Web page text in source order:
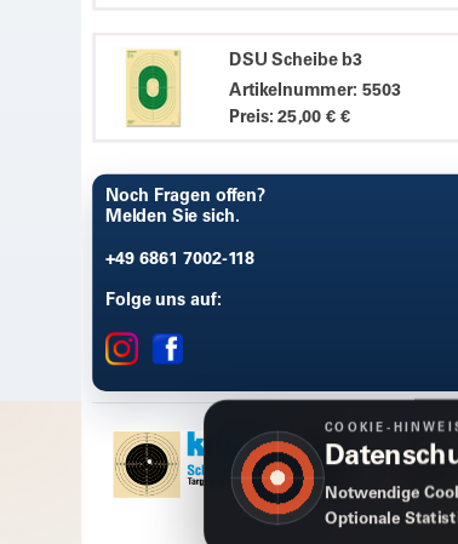
DSU Scheibe b3
Artikelnummer: 5503
Preis: 25,00 € €
Noch Fragen offen?
Melden Sie sich.
+49 6861 7002-118
Folge uns auf:
COOKIE-
Notwendige
Optionale